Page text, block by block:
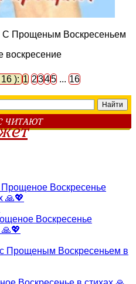
16 ):1 2345 ... 16
ЧИТАЮТ
Воскресенье
🙏💖
Воскресенье
Прощеным Воскресеньем в